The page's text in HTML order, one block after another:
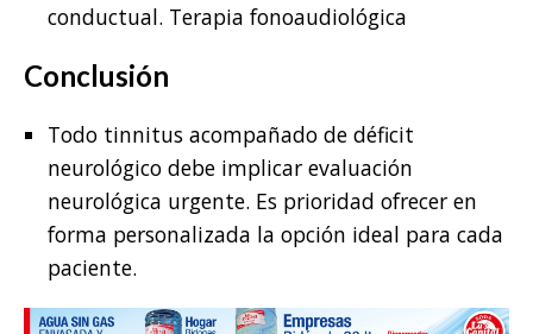
conductual. Terapia fonoaudiológica
Conclusión
Todo tinnitus acompañado de déficit
neurológico debe implicar evaluación
neurológica urgente. Es prioridad ofrecer en
forma personalizada la opción ideal para cada
paciente.